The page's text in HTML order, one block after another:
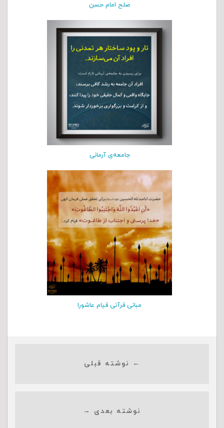
صلح امام حسن
جامعه‌ی آرمانی
مبانی قرآنی قیام عاشورا
← نوشته قبلی
نوشته بعدی →